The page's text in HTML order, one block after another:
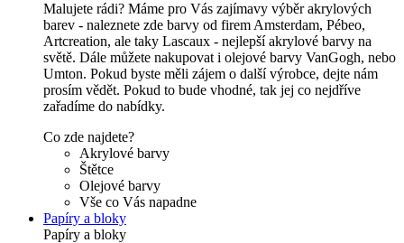
Malujete rádi? Máme pro Vás zajímavy výběr akrylových
barev - naleznete zde barvy od firem Amsterdam, Pébeo,
Artcreation, ale taky Lascaux - nejlepší akrylové barvy na
světě. Dále můžete nakupovat i olejové barvy VanGogh, nebo
Umton. Pokud byste měli zájem o další výrobce, dejte nám
prosím vědět. Pokud to bude vhodné, tak jej co nejdříve
zařadíme do nabídky.
Co zde najdete?
Akrylové barvy
Štětce
Olejové barvy
Vše co Vás napadne
Papíry a bloky
Papíry a bloky